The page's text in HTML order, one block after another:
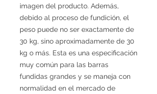
imagen del producto. Además,
debido al proceso de fundición, el
peso puede no ser exactamente de
30 kg, sino aproximadamente de 30
kg o más. Esta es una especificación
muy común para las barras
fundidas grandes y se maneja con
normalidad en el mercado de